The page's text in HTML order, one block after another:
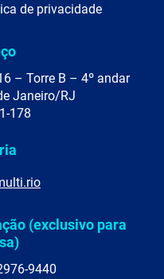
de privacidade
– Torre B – 4º andar
Janeiro/RJ
178
(exclusivo para
9440